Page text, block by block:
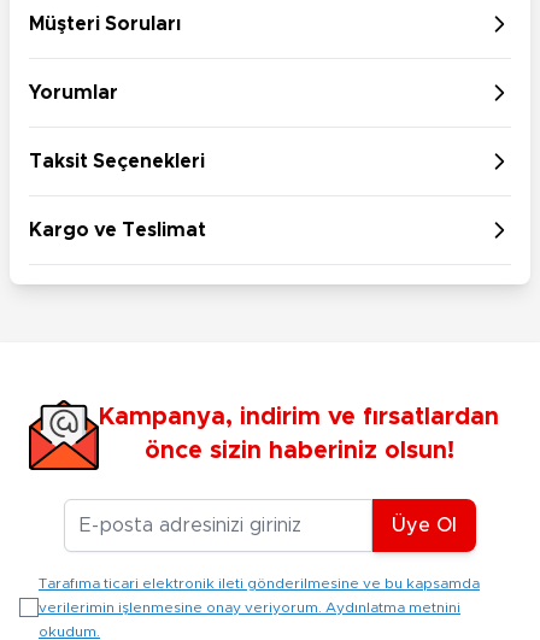
Müşteri Soruları
Yorumlar
Taksit Seçenekleri
Kargo ve Teslimat
Kampanya, indirim ve fırsatlardan
önce sizin haberiniz olsun!
E-posta Adresiniz
Üye Ol
Tarafıma ticari elektronik ileti gönderilmesine ve bu kapsamda
verilerimin işlenmesine onay veriyorum. Aydınlatma metnini
okudum.